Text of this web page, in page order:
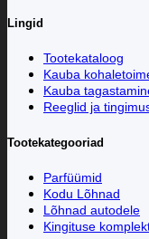
Lingid
Tootekataloog
Kauba
Kauba
Reeglid ja
Tootekategooriad
Parfüümid
Kodu Lõhnad
Lõhnad autodele
Kingituse